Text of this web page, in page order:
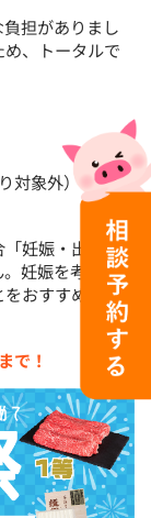
担がありまし
、トータルで
対象外）
妊娠・出産関
妊娠を考えて
おすすめしま
で！